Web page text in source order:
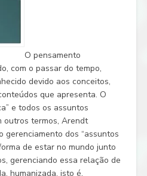
O pensamento
com o passar do tempo,
devido aos conceitos,
que apresenta. O
e todos os assuntos
outros termos, Arendt
gerenciamento dos “assuntos
de estar no mundo junto
gerenciando essa relação de
humanizada, isto é,